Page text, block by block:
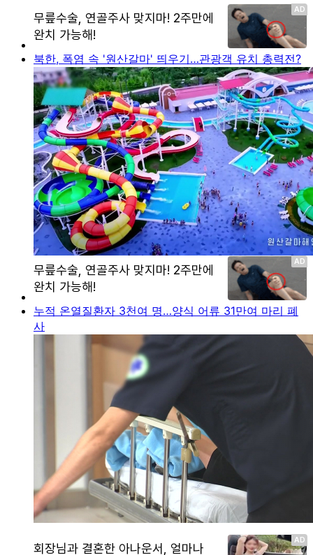
북한, 폭염 속 '원산갈마' 띄우기…관광객 유치 총력전?
누적 온열질환자 3천여 명…양식 어류 31만여 마리 폐
사